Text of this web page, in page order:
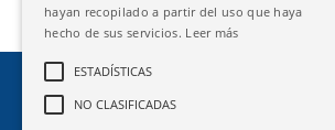
©2026 Ilustre Colegio Oficial de
hayan recopilado a partir del uso que haya
hecho de sus servicios. Leer más
ESTADÍSTICAS
NO CLASIFICADAS